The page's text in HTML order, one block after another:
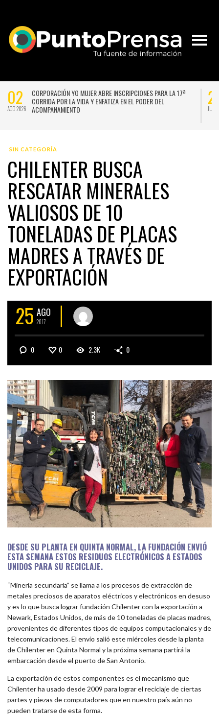
02
AGO 2026
CORPORACIÓN YO MUJER ABRE INSCRIPCIONES PARA LA 17ª
CORRIDA POR LA VIDA Y ENFATIZA EN EL PODER DEL
ACOMPAÑAMIENTO
JUL
SIN CATEGORÍA
CHILENTER BUSCA
RESCATAR MINERALES
VALIOSOS DE 10
TONELADAS DE PLACAS
MADRES A TRAVÉS DE
EXPORTACIÓN
25 AGO
2017
0 0 2.3K 0
DESDE SU PLANTA EN QUINTA NORMAL, LA FUNDACIÓN ENVIÓ
ESTA SEMANA ESTOS RESIDUOS ELECTRÓNICOS A ESTADOS
UNIDOS PARA SU RECICLAJE.
“Minería secundaria” se llama a los procesos de extracción de
metales preciosos de aparatos eléctricos y electrónicos en desuso
y es lo que busca lograr fundación Chilenter con la exportación a
Newark, Estados Unidos, de más de 10 toneladas de placas madres,
provenientes de diferentes tipos de equipos computacionales y de
telecomunicaciones. El envío salió este miércoles desde la planta
de Chilenter en Quinta Normal y la próxima semana partirá la
embarcación desde el puerto de San Antonio.
La exportación de estos componentes es el mecanismo que
Chilenter ha usado desde 2009 para lograr el reciclaje de ciertas
partes y piezas de computadores que en nuestro país aún no
pueden tratarse de esta forma.